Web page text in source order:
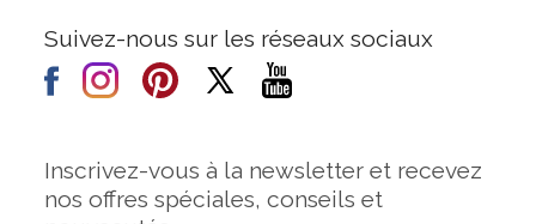
Suivez-nous sur les réseaux sociaux
Inscrivez-vous à la newsletter et recevez
nos offres spéciales, conseils et